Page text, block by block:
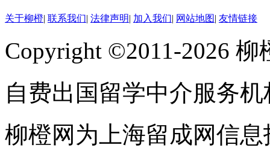
关于柳橙| 联系我们| 法律声明| 加入我们| 网站地图| 友情链接
Copyright ©2011-2026
自费出国留学中介服务
柳橙网为上海留成网信